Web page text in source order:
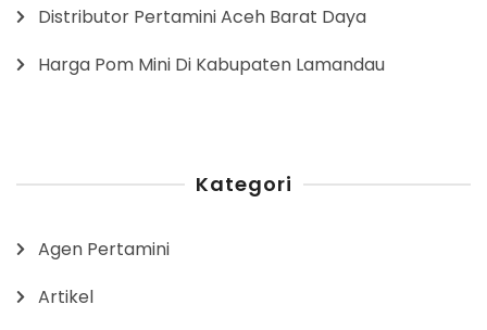
Distributor Pertamini Aceh Barat Daya
Harga Pom Mini Di Kabupaten Lamandau
Kategori
Agen Pertamini
Artikel